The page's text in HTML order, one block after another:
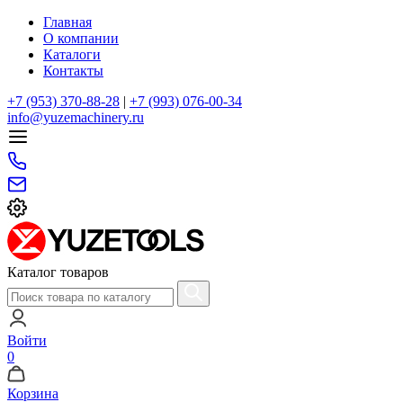
Главная
О компании
Каталоги
Контакты
+7 (953) 370-88-28 | +7 (993) 076-00-34
info@yuzemachinery.ru
Каталог товаров
Войти
0
Корзина